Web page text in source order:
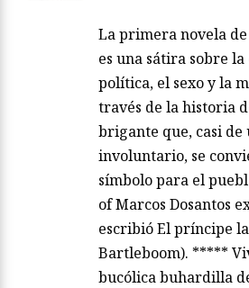
La primera novela de
es una sátira sobre
política, el sexo y la
través de la historia
brigante que, casi de
involuntario, se
símbolo para el
of Marcos Dosantos
escribió El príncipe
Bartleboom). *****
bucólica buhardilla